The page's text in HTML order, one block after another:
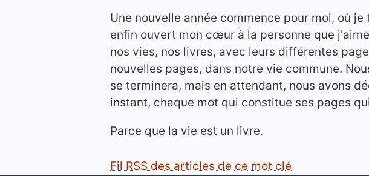
Une nouvelle année commence pour moi, où
enfin ouvert mon cœur à la personne que
nos vies, nos livres, avec leurs différentes
nouvelles pages, dans notre vie commune.
se terminera, mais en attendant, nous avons
instant, chaque mot qui constitue ses pages
Parce que la vie est un livre.
Fil RSS des articles de ce mot clé